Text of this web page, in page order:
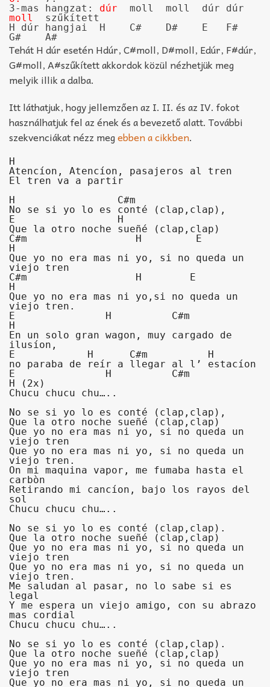
3-mas hangzat: dúr
moll
  szűkített
H dúr hangjai  H    C#    D#    E   F#
G#    A#
Tehát H dúr esetén Hdúr, C#moll, D#moll, Edúr, F#dúr,
G#moll, A#szűkített akkordok közül nézhetjük meg
melyik illik a dalba.
Itt láthatjuk, hogy jellemzően az I. II. és az IV. fokot
használhatjuk fel az ének és a bevezető alatt. További
szekvenciákat nézz megebben a cikkben.
H
Atencíon, Atencíon, pasajeros al tren
El tren va a partir
H                 C#m
No se si yo lo es conté (clap,clap),
E                 H
Que la otro noche sueñé (clap,clap)
C#m                  H         E
H
Que yo no era mas ni yo, si no queda un
viejo tren
C#m                  H        E
H
Que yo no era mas ni yo,si no queda un
viejo tren.
E               H          C#m
H
En un solo gran wagon, muy cargado de
ilusíon,
E            H      C#m          H
no paraba de reír a llegar al l’ estacíon
E               H          C#m
H (2x)
Chucu chucu chu…..
No se si yo lo es conté (clap,clap),
Que la otro noche sueñé (clap,clap)
Que yo no era mas ni yo, si no queda un
viejo tren
Que yo no era mas ni yo, si no queda un
viejo tren.
On mi maquina vapor, me fumaba hasta el
carbòn
Retirando mi cancíon, bajo los rayos del
sol
Chucu chucu chu…..
No se si yo lo es conté (clap,clap).
Que la otro noche sueñé (clap,clap)
Que yo no era mas ni yo, si no queda un
viejo tren
Que yo no era mas ni yo, si no queda un
viejo tren.
Me saludan al pasar, no lo sabe si es
legal
Y me espera un viejo amigo, con su abrazo
mas cordial
Chucu chucu chu…..
No se si yo lo es conté (clap,clap).
Que la otro noche sueñé (clap,clap)
Que yo no era mas ni yo, si no queda un
viejo tren
Que yo no era mas ni yo, si no queda un